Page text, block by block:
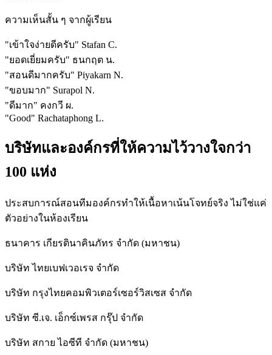
ความเห็นสั้น ๆ จากผู้เรียน
"เข้าใจง่ายดีครับ" Stafan C.
"ยอดเยี่ยมครับ" ธนกฤต น.
"สอนดีมากครับ" Piyakarn N.
"ขอบมาก" Surapol N.
"ดีมาก" คงกวี ผ.
"Good" Rachataphong L.
บริษัทและองค์กรที่ให้ความไว้วางใจกว่า
100 แห่ง
ประสบการณ์สอนทีมองค์กรทำให้เนื้อหาเน้นโจทย์จริง ไม่ใช่แค่
ตัวอย่างในห้องเรียน
ธนาคาร เกียรตินาคินภัทร จำกัด (มหาชน)
บริษัท ไทยเบฟเวอเรจ จำกัด
บริษัท กรุงไทยคอมพิวเตอร์เซอร์วิสเซส จำกัด
บริษัท ซี.เจ. เอ็กซ์เพรส กรุ๊ป จำกัด
บริษัท สกาย ไอซีที จำกัด (มหาชน)